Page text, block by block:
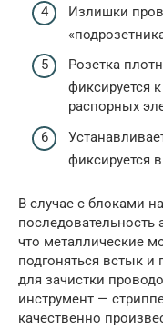
Излишки
Розетка
фиксируется
распорных
фиксируется
В случае с блоками
последовательность
что металлические
подгоняться встык и
для зачистки
инструмент —
качественно